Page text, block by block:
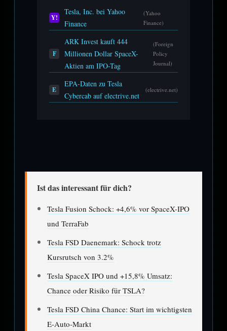
Y!
Tesla, Inc. bei Yahoo
Finance
(Yahoo
Finance)
F
ARK Invest kauft 444
Millionen Dollar SpaceX-
Aktien am IPO-Tag
(Foreign
Policy
Journal)
E
EPA-Daten zu Tesla
Cybercab auf electrive.net
(electrive.net)
Ist das interessant für dich?
Tesla Fusion Schock: +4,6% vor SpaceX-IPO
und TerraFab
Tesla FSD Daenemark: Schock trotz
Kursrutsch von 3.2%
Tesla SpaceX IPO und +15,8% Umsatz:
Chance oder Risiko für TSLA?
Tesla FSD China Chance: Start im wichtigsten
E-Auto-Markt